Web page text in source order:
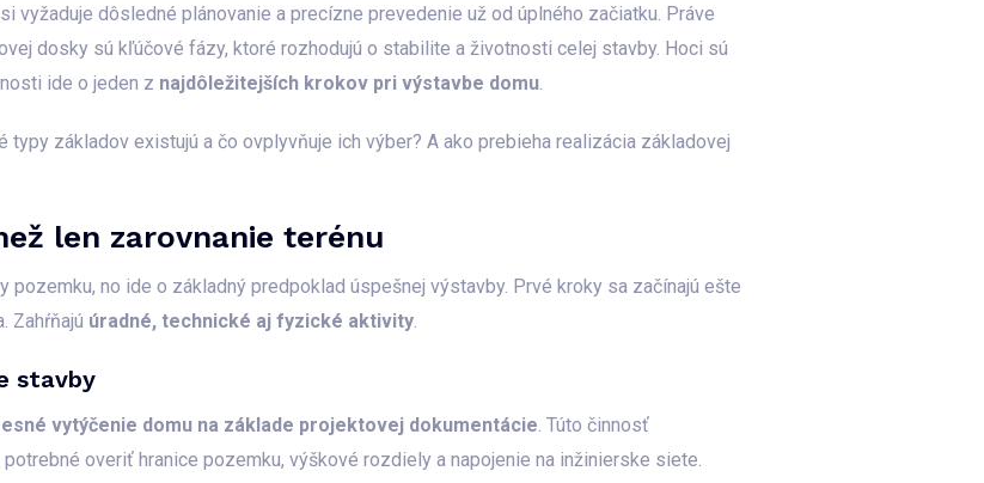
vyžaduje dôsledné plánovanie a precízne prevedenie už od úplného začiatku. Práve
dosky sú kľúčové fázy, ktoré rozhodujú o stabilite a životnosti celej stavby. Hoci sú
ide o jeden z najdôležitejších krokov pri výstavbe domu.
typy základov existujú a čo ovplyvňuje ich výber? A ako prebieha realizácia základovej
len zarovnanie terénu
no ide o základný predpoklad úspešnej výstavby. Prvé kroky sa začínajú ešte
Zahŕňajú úradné, technické aj fyzické aktivity.
stavby
vytýčenie domu na základe projektovej dokumentácie . Túto činnosť
potrebné overiť hranice pozemku, výškové rozdiely a napojenie na inžinierske siete.